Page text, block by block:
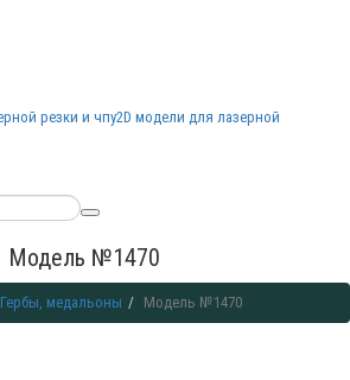
2D модели для лазерной
Модель №1470
Гербы, медальоны Модель №1470